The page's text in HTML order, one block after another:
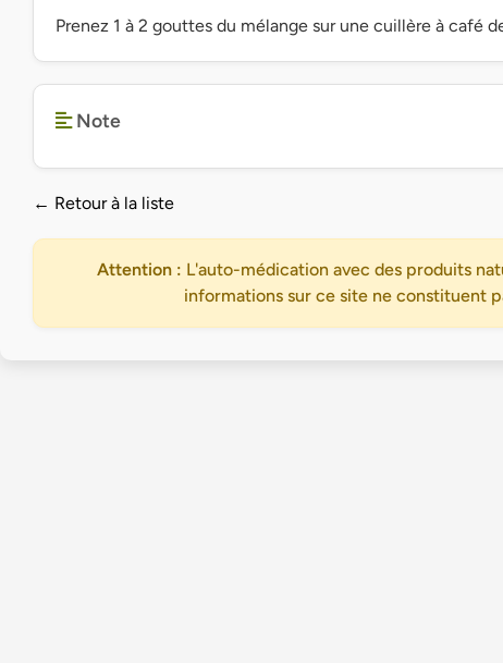
Prenez 1 à 2 gouttes du mélange sur une cuillère à café
Note
← Retour à la liste
Attention : L'auto-médication avec des produits
informations sur ce site ne constituent